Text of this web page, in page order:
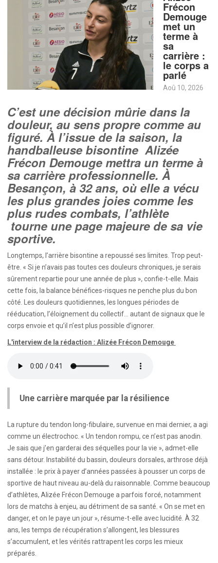
Frécon
Demouge
met un
terme à
sa
carrière :
le corps a
parlé
Aoû 10, 2026
C’est une décision mûrie dans la
douleur, au sens propre comme au
figuré. À l’issue de la saison, la
handballeuse bisontine Alizée
Frécon Demouge mettra un terme à
sa carrière professionnelle. À
Besançon, à 32 ans, où elle a vécu
les plus grandes joies comme les
plus rudes combats, l’athlète
tourne une page majeure de sa vie
sportive.
Longtemps, l’arrière bisontine a repoussé ses limites. Trop peut-
être. « Si je n’avais pas toutes ces douleurs chroniques, je serais
sûrement repartie pour une année de plus », confie-t-elle. Mais
cette fois, la balance bénéfices-risques ne penche plus du bon
côté. Les douleurs quotidiennes, les longues périodes de
rééducation, l’éloignement du collectif… autant de signaux que le
corps envoie et qu’il n’est plus possible d’ignorer.
L'interview de la rédaction : Alizée Frécon Demouge
Une carrière marquée par la résilience
La rupture du tendon long-fibulaire, survenue en mai dernier, a agi
comme un électrochoc. « Un tendon rompu, ce n’est pas anodin.
Je sais que j’en garderai des séquelles pour la vie », admet-elle
sans détour. Instabilité du bassin, douleurs dorsales, arthrose déjà
installée : le prix à payer d’années passées à pousser un corps de
sportive de haut niveau au-delà du raisonnable. Comme beaucoup
d’athlètes, Alizée Frécon Demouge a parfois forcé, notamment
lors de matchs à enjeu, au détriment de sa santé. « On se met en
danger, et on le paye un jour », résume-t-elle avec lucidité. À 32
ans, les temps de récupération s’allongent, les blessures
s’accumulent, et les vérités rattrapent les corps les mieux
préparés.